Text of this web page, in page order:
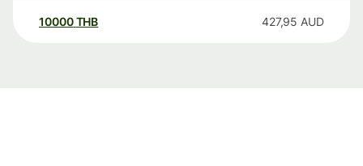
10000 THB 427,95 AUD